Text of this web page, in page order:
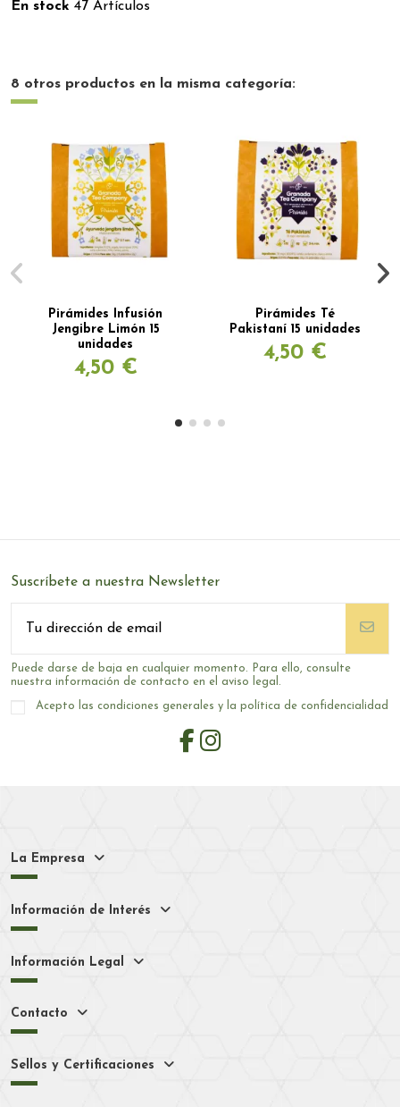
En stock 47 Artículos
8 otros productos en la misma categoría:
Pirámides Infusión
Jengibre Limón 15
unidades
4,50 €
Pirámides Té
Pakistaní 15 unidades
4,50 €
Suscríbete a nuestra Newsletter
Puede darse de baja en cualquier momento. Para ello, consulte
nuestra información de contacto en el aviso legal.
Acepto las condiciones generales y la política de confidencialidad
La Empresa
Información de Interés
Información Legal
Contacto
Sellos y Certificaciones